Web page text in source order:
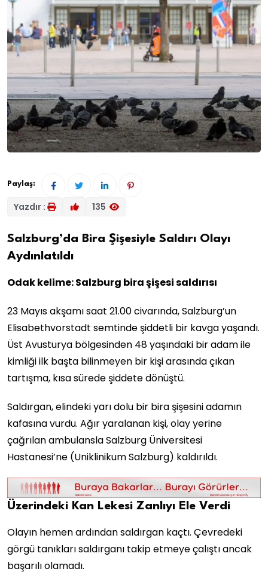
Paylaş:
Yazdır : 135
Salzburg’da Bira Şişesiyle Saldırı Olayı
Aydınlatıldı
Odak kelime: Salzburg bira şişesi saldırısı
23 Mayıs akşamı saat 21.00 civarında, Salzburg’un
Elisabethvorstadt semtinde şiddetli bir kavga yaşandı.
Üst Avusturya bölgesinden 48 yaşındaki bir adam ile
kimliği ilk başta bilinmeyen bir kişi arasında çıkan
tartışma, kısa sürede şiddete dönüştü.
Saldırgan, elindeki yarı dolu bir bira şişesini adamın
kafasına vurdu. Ağır yaralanan kişi, olay yerine
çağrılan ambulansla Salzburg Üniversitesi
Hastanesi’ne (Uniklinikum Salzburg) kaldırıldı.
Üzerindeki Kan Lekesi Zanlıyı Ele Verdi
Olayın hemen ardından saldırgan kaçtı. Çevredeki
görgü tanıkları saldırganı takip etmeye çalıştı ancak
başarılı olamadı.